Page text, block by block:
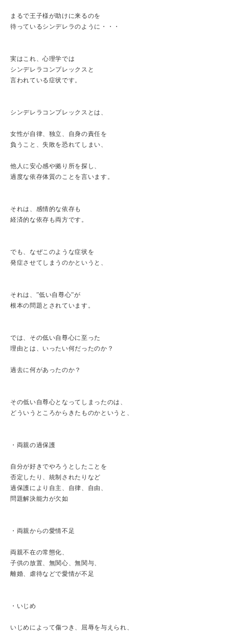
まるで王子様が助けに来るのを
待っているシンデレラのように・・・
実はこれ、心理学では
シンデレラコンプレックスと
言われている症状です。
シンデレラコンプレックスとは、
女性が自律、独立、自身の責任を
負うこと、失敗を恐れてしまい、
他人に安心感や拠り所を探し、
過度な依存体質のことを言います。
それは、感情的な依存も
経済的な依存も両方です。
でも、なぜこのような症状を
発症させてしまうのかというと、
それは、”低い自尊心”が
根本の問題とされています。
では、その低い自尊心に至った
理由とは、いったい何だったのか？
過去に何があったのか？
その低い自尊心となってしまったのは、
どういうところからきたものかというと、
・両親の過保護
自分が好きでやろうとしたことを
否定したり、統制されたりなど
過保護により自主、自律、自由、
問題解決能力が欠如
・両親からの愛情不足
両親不在の常態化、
子供の放置、無関心、無関与、
離婚、虐待などで愛情が不足
・いじめ
いじめによって傷つき、屈辱を与えられ、